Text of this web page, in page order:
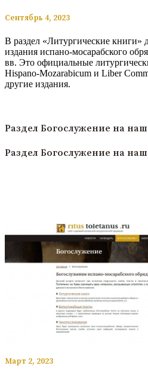
​​Сентябрь 4, 2023
В раздел «Литургические книги»
издания испано-мосарабского
вв. Это официальные
Hispano-Mozarabicum и Liber
другие издания.
Раздел Богослужение на
Раздел Богослужение на
​​Март 2, 2023